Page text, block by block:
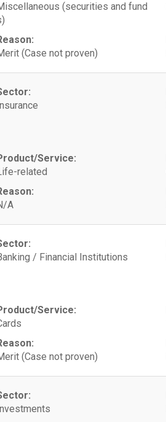
(securities and fund
(Case not proven)
Service:
related
A
/ Financial Institutions
Service:
(Case not proven)